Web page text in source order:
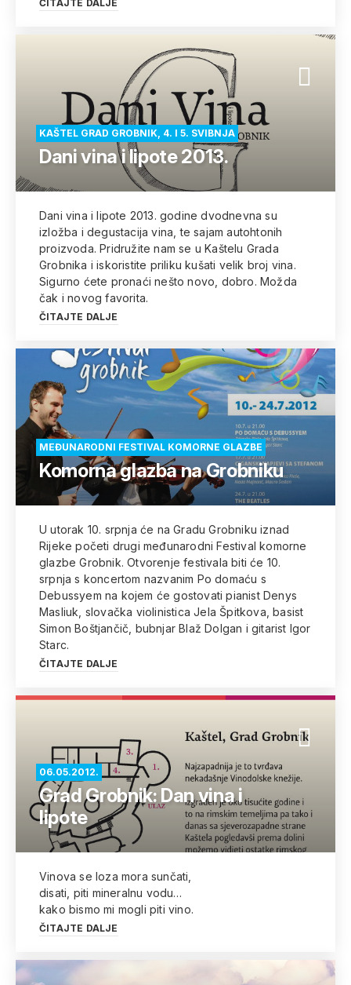
ČITAJTE DALJE
KAŠTEL GRAD GROBNIK, 4. I 5. SVIBNJA
Dani vina i lipote 2013.
Dani vina i lipote 2013. godine dvodnevna su
izložba i degustacija vina, te sajam autohtonih
proizvoda. Pridružite nam se u Kaštelu Grada
Grobnika i iskoristite priliku kušati velik broj vina.
Sigurno ćete pronaći nešto novo, dobro. Možda
čak i novog favorita.
ČITAJTE DALJE
MEĐUNARODNI FESTIVAL KOMORNE GLAZBE
Komorna glazba na Grobniku
U utorak 10. srpnja će na Gradu Grobniku iznad
Rijeke početi drugi međunarodni Festival komorne
glazbe Grobnik. Otvorenje festivala biti će 10.
srpnja s koncertom nazvanim Po domaću s
Debussyem na kojem će gostovati pianist Denys
Masliuk, slovačka violinistica Jela Špitkova, basist
Simon Boštjančič, bubnjar Blaž Dolgan i gitarist Igor
Starc.
ČITAJTE DALJE
06.05.2012.
Grad Grobnik: Dan vina i
lipote
Vinova se loza mora sunčati,
disati, piti mineralnu vodu…
kako bismo mi mogli piti vino.
ČITAJTE DALJE